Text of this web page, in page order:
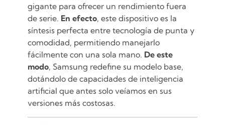
gigante para ofrecer un rendimiento fuera
de serie. En efecto, este dispositivo es la
síntesis perfecta entre tecnología de punta y
comodidad, permitiendo manejarlo
fácilmente con una sola mano. De este
modo, Samsung redefine su modelo base,
dotándolo de capacidades de inteligencia
artificial que antes solo veíamos en sus
versiones más costosas.